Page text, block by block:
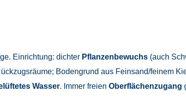
Einrichtung: dichter Pflanzenbewuchs(auch
Bodengrund aus Feinsand/feinem
Wasser. Immer freien Oberflächenzugang